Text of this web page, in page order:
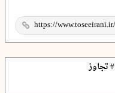
# تجاوز